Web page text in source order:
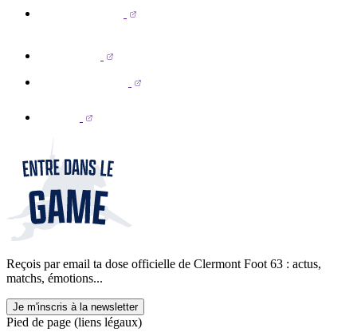
Reçois par email ta dose officielle de Clermont Foot 63 : actus,
matchs, émotions...
Je m'inscris à la newsletter
Pied de page (liens légaux)